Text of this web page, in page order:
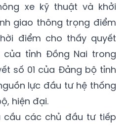
xe kỹ thuật và khởi
giao thông trọng điểm
điểm cho thấy quyết
tỉnh Đồng Nai trong
số 01 của Đảng bộ tỉnh
lực đầu tư hệ thống
hiện đại.
cầu các chủ đầu tư tiếp